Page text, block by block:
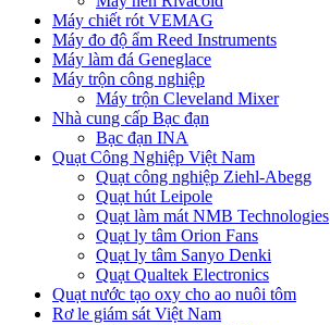
Máy chiết rót VEMAG
Máy đo độ ẩm Reed Instruments
Máy làm đá Geneglace
Máy trộn công nghiệp
Máy trộn Cleveland Mixer
Nhà cung cấp Bạc đạn
Bạc đạn INA
Quạt Công Nghiệp Việt Nam
Quạt công nghiệp Ziehl-Abegg
Quạt hút Leipole
Quạt làm mát NMB Technologies
Quạt ly tâm Orion Fans
Quạt ly tâm Sanyo Denki
Quạt Qualtek Electronics
Quạt nước tạo oxy cho ao nuôi tôm
Rơ le giám sát Việt Nam